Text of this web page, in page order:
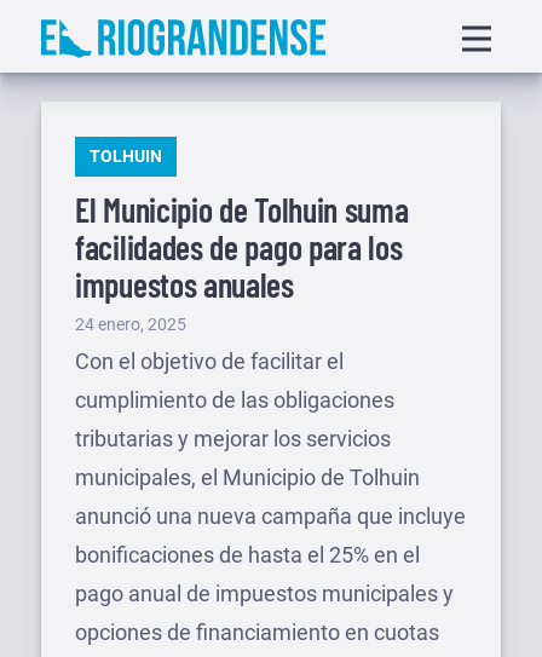
Saltar
menu
PUBLICADO
TOLHUIN
El Municipio de Tolhuin suma
facilidades de pago para los
impuestos anuales
Publicado
el
24 enero, 2025
Con el objetivo de facilitar el
cumplimiento de las obligaciones
tributarias y mejorar los servicios
municipales, el Municipio de Tolhuin
anunció una nueva campaña que incluye
bonificaciones de hasta el 25% en el
pago anual de impuestos municipales y
opciones de financiamiento en cuotas